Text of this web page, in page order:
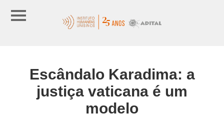
Escândalo Karadima: a
justiça vaticana é um
modelo